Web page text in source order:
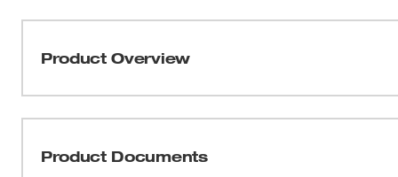
Product Overview
archivos están hechos de acero duradero para una
Product Documents